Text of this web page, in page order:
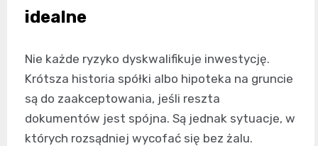
idealne
Nie każde ryzyko dyskwalifikuje inwestycję.
Krótsza historia spółki albo hipoteka na gruncie
są do zaakceptowania, jeśli reszta
dokumentów jest spójna. Są jednak sytuacje, w
których rozsądniej wycofać się bez żalu.